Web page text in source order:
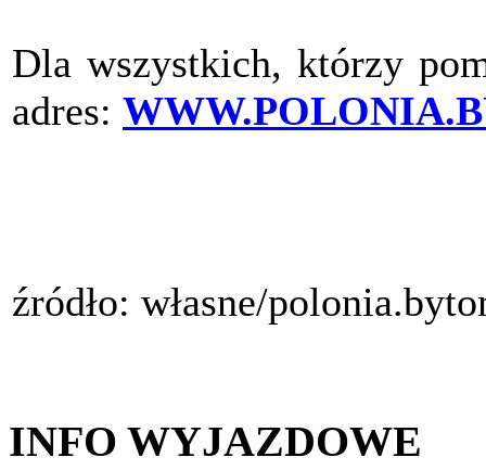
Dla wszystkich, którzy
adres:
źródło: własne/
INFO WYJAZDOWE